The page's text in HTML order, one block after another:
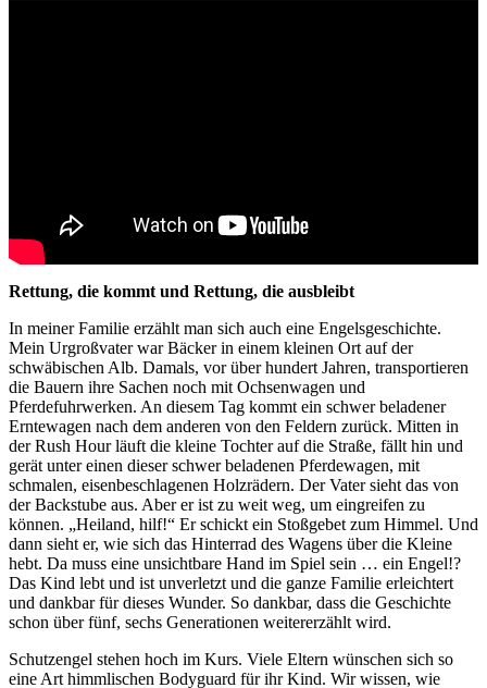
Rettung, die kommt und Rettung, die ausbleibt
In meiner Familie erzählt man sich auch eine Engelsgeschichte.
Mein Urgroßvater war Bäcker in einem kleinen Ort auf der
schwäbischen Alb. Damals, vor über hundert Jahren, transportieren
die Bauern ihre Sachen noch mit Ochsenwagen und
Pferdefuhrwerken. An diesem Tag kommt ein schwer beladener
Erntewagen nach dem anderen von den Feldern zurück. Mitten in
der Rush Hour läuft die kleine Tochter auf die Straße, fällt hin und
gerät unter einen dieser schwer beladenen Pferdewagen, mit
schmalen, eisenbeschlagenen Holzrädern. Der Vater sieht das von
der Backstube aus. Aber er ist zu weit weg, um eingreifen zu
können. „Heiland, hilf!“ Er schickt ein Stoßgebet zum Himmel. Und
dann sieht er, wie sich das Hinterrad des Wagens über die Kleine
hebt. Da muss eine unsichtbare Hand im Spiel sein … ein Engel!?
Das Kind lebt und ist unverletzt und die ganze Familie erleichtert
und dankbar für dieses Wunder. So dankbar, dass die Geschichte
schon über fünf, sechs Generationen weitererzählt wird.
Schutzengel stehen hoch im Kurs. Viele Eltern wünschen sich so
eine Art himmlischen Bodyguard für ihr Kind. Wir wissen, wie